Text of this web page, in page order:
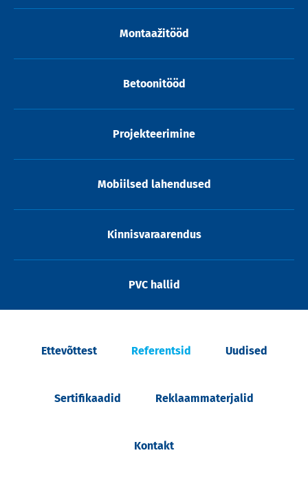
Montaažitööd
Betoonitööd
Projekteerimine
Mobiilsed lahendused
Kinnisvaraarendus
PVC hallid
Ettevõttest Referentsid Uudised
Sertifikaadid Reklaammaterjalid
Kontakt